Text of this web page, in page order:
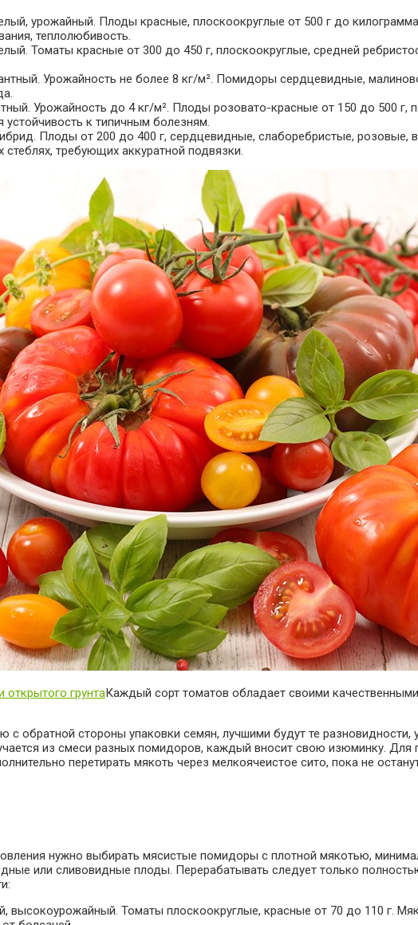
урожайный. Плоды красные, плоскоокруглые от 500 г до
теплолюбивость.
Томаты красные от 300 до 450 г, плоскоокруглые, средней
Урожайность не более 8 кг/м². Помидоры сердцевидные,
Урожайность до 4 кг/м². Плоды розовато-красные от 150 до 500 г,
устойчивость к типичным болезням.
Плоды от 200 до 400 г, сердцевидные, слаборебристые, розовые,
требующих аккуратной подвязки.
грунтаКаждый сорт томатов обладает своими
обратной стороны упаковки семян, лучшими будут те разновидности,
из смеси разных помидоров, каждый вносит свою изюминку. Для
перетирать мякоть через мелкоячеистое сито, пока не
нужно выбирать мясистые помидоры с плотной мякотью,
или сливовидные плоды. Перерабатывать следует только
высокоурожайный. Томаты плоскоокруглые, красные от 70 до 110 г.